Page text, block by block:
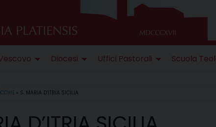
Diocesi Uffici Pastorali Scuola
» S. MARIA D’ITRIA SICILIA